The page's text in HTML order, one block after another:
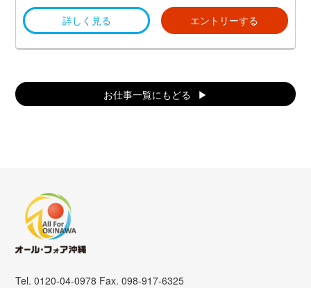
ム旧正月
・有給休暇(10日〜20日。入社7か月目に付与)、特別休
詳しく見る エントリーする
お仕事一覧にもどる
Tel. 0120-04-0978 Fax. 098-917-6325